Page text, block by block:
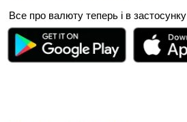
Все про валюту теперь і в